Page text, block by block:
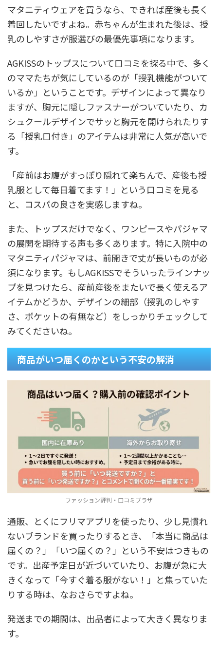
マタニティウェアを買うなら、できれば産後も長く
着回したいですよね。赤ちゃんが生まれた後は、授
乳のしやすさが服選びの最優先事項になります。
AGKISSのトップスについて口コミを探る中で、多く
のママたちが気にしているのが「授乳機能がついて
いるか」ということです。デザインによって異なり
ますが、胸元に隠しファスナーがついていたり、カ
シュクールデザインでサッと胸元を開けられたりす
る「授乳口付き」のアイテムは非常に人気が高いで
す。
「産前はお腹がすっぽり隠れて楽ちんで、産後も授
乳服として毎日着てます！」という口コミを見る
と、コスパの良さを実感しますね。
また、トップスだけでなく、ワンピースやパジャマ
の展開を期待する声も多くあります。特に入院中の
マタニティパジャマは、前開きで丈が長いものが必
須になります。もしAGKISSでそういったラインナッ
プを見つけたら、産前産後をまたいで長く使えるア
イテムかどうか、デザインの細部（授乳のしやす
さ、ポケットの有無など）をしっかりチェックして
みてくださいね。
商品がいつ届くのかという不安の解消
ファッション評判・口コミプラザ
通販、とくにフリマアプリを使ったり、少し見慣れ
ないブランドを買ったりするとき、「本当に商品は
届くの？」「いつ届くの？」という不安はつきもの
です。出産予定日が近づいていたり、お腹が急に大
きくなって「今すぐ着る服がない！」と焦っていた
りする時は、なおさらですよね。
発送までの期間は、出品者によって大きく異なりま
す。